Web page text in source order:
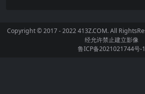
Copyright © 2017 - 2022 413Z.COM. All
经允许禁止建立影像
鲁ICP备2021021744号-1